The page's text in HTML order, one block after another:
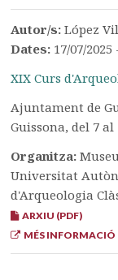
Autor/s:López
Dates: 17/07/2025
XIX Curs
Ajuntament de
Guissona, del 7
Organitza:
Universitat
d'Arqueologia
ARXIU (PDF)
MÉS INFORMACIÓ